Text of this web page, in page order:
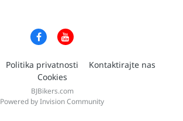
Politika privatnosti
Kontaktirajte nas
Cookies
BJBikers.com
Powered by Invision Community